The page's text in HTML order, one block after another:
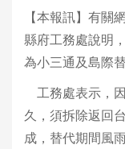
【本報訊】有關
縣府工務處說明
為小三通及島際
工務處表示，
久，須拆除返回
成，替代期間風